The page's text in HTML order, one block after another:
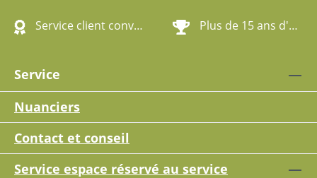
Service client convivial Plus de 15 ans d'expérience
Service
Nuanciers
Contact et conseil
Service espace réservé au service